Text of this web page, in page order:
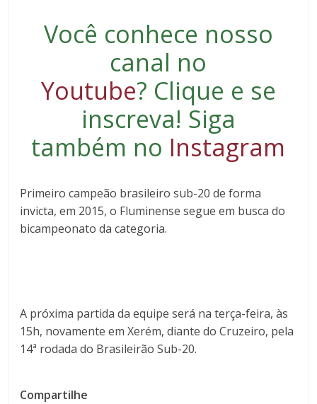
Você conhece nosso
canal no
Youtube? Clique e se
inscreva! Siga
também no Instagram
Primeiro campeão brasileiro sub-20 de forma
invicta, em 2015, o Fluminense segue em busca do
bicampeonato da categoria.
A próxima partida da equipe será na terça-feira, às
15h, novamente em Xerém, diante do Cruzeiro, pela
14ª rodada do Brasileirão Sub-20.
Compartilhe